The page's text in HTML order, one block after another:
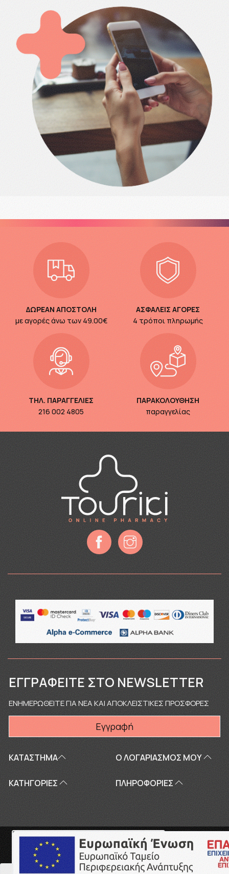
ΔΩΡΕΑΝ ΑΠΟΣΤΟΛΗ
με αγορές άνω των 49.00€
ΑΣΦΑΛΕΙΣ ΑΓΟΡΕΣ
4 τρόποι πληρωμής
ΤΗΛ. ΠΑΡΑΓΓΕΛΙΕΣ
216 002 4805
ΠΑΡΑΚΟΛΟΥΘΗΣΗ
παραγγελίας
ΚΑΤΑΣΤΗΜΑ Ο ΛΟΓΑΡΙΑΣΜΌΣ ΜΟΥ
ΚΑΤΗΓΟΡΙΕΣ ΠΛΗΡΟΦΟΡΊΕΣ
ΕΓΓΡΑΦΕΊΤΕ ΣΤΟ NEWSLETTER
ΕΝΗΜΕΡΩΘΕΙΤΕ ΓΙΑ ΝΕΑ ΚΑΙ ΑΠΟΚΛΕΙΣΤΙΚΕΣ ΠΡΟΣΦΟΡΕΣ
Εγγραφή
Copyright © 2026touriki.gr